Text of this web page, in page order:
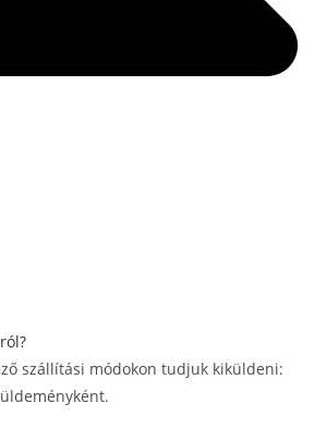
szállítási módokon tudjuk kiküldeni: